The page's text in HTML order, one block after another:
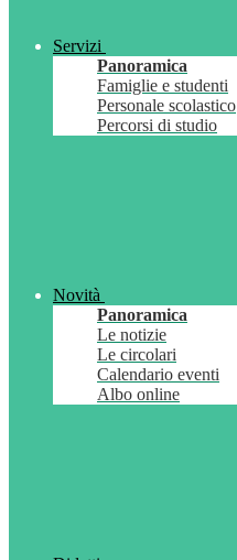
Servizi
Panoramica
Famiglie e studenti
Personale scolastico
Percorsi di studio
Novità
Panoramica
Le notizie
Le circolari
Calendario eventi
Albo online